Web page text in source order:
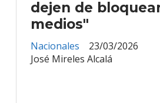
dejen de
medios"
José Mireles Alcalá
Nacionales 23/03/2026